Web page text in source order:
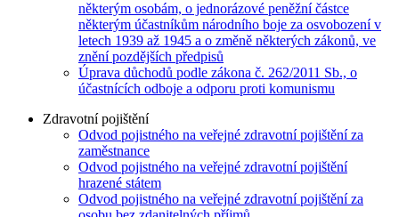
některým osobám, o jednorázové peněžní částce
některým účastníkům národního boje za osvobození v
letech 1939 až 1945 a o změně některých zákonů, ve
znění pozdějších předpisů
Úprava důchodů podle zákona č. 262/2011 Sb., o
účastnících odboje a odporu proti komunismu
Zdravotní pojištění
Odvod pojistného na veřejné zdravotní pojištění za
zaměstnance
Odvod pojistného na veřejné zdravotní pojištění
hrazené státem
Odvod pojistného na veřejné zdravotní pojištění za